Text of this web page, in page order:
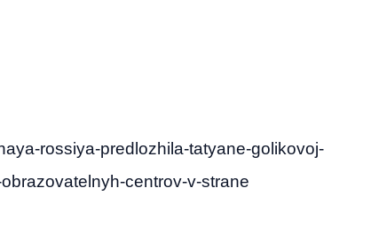
rossiya-predlozhila-tatyane-golikovoj-
centrov-v-strane